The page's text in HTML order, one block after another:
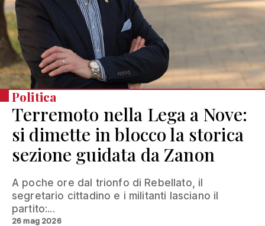
Politica
Terremoto nella Lega a Nove:
si dimette in blocco la storica
sezione guidata da Zanon
A poche ore dal trionfo di Rebellato, il
segretario cittadino e i militanti lasciano il
partito:...
26 mag 2026